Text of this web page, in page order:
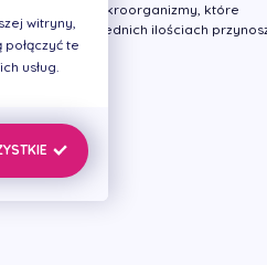
to żywe mikroorganizmy, które
w odpowiednich ilościach
witryny,
te
usług.